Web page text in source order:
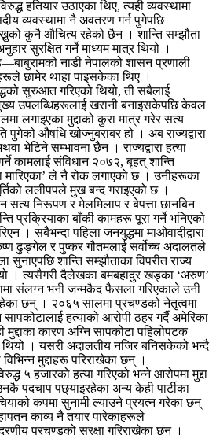
हतियार उठाएका थिए, त्यही व्यवस्थामा
व्यवस्थामा नै अवतरण गर्न पुगेपछि
कुनै औचित्य रहेको छैन । शान्ति सम्झौता
सुरक्षित गर्ने माध्यम मात्र थियो ।
नाडी नेपालको शासन प्रणाली
छामेर थाहा पाइसकेका थिए ।
सुरुआत गरिएको थियो, ती सबैलाई
उपलब्धिहरूलाई खरानी बनाइसकेपछि केवल
लगाइएका मुद्दाको कुरा मात्र गरेर सत्य
पुगेको औषधि खोज्नुबराबर हो । अब राज्यद्वारा
भेटिने सम्भावना छैन । राज्यद्वारा हत्या
कामलाई संविधान २०७२, बृहत् शान्ति
मारिएका’ ले नै रोक लगाएको छ । उनीहरूका
ललीपपले मुख बन्द गराइएको छ ।
सत्य निरूपण र मेलमिलाप र बेपत्ता छानबिन
प्रक्रियाका बाँकी कामहरू पूरा गर्ने भनिएको
। सबैभन्दा पहिला जनयुद्धमा माओवादीद्वारा
ढुङ्गेल र पुष्कर गौतमलाई सर्वोच्च अदालतले
शान्ति सम्झौताका विपरीत राज्य
। त्यसैगरी दैलेखका बमबहादुर खड्का ‘अरुण’
संलग्न भनी जन्मकैद फैसला गरिएकाले उनी
छन् । २०६५ सालमा प्रचण्डको नेतृत्वमा
हत्याको आरोपी ठहर गर्दै अमेरिका
मुद्दाका कारण अग्नि सापकोटा पहिलोपटक
थियो । यसरी अदालतीय नजिर बनिसकेको भन्दै
मुद्दाहरू परिराखेका छन् ।
५ हजारको हत्या गरिएको भन्ने आरोपमा मुद्दा
पदचाप पछ्याइरहेका अन्य केही पार्टीका
कपमा सुनामी ल्याउने प्रयत्न गरेका छन्
काव्य नै तयार पारेकाहरूले
प्रचण्डको सुरक्षा गरिराखेका छन् ।